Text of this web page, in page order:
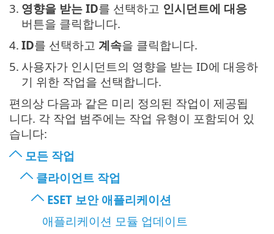
3. 영향을 받는 ID를 선택하고 인시던트에 대응
버튼을 클릭합니다.
4. ID를 선택하고 계속을 클릭합니다.
5. 사용자가 인시던트의 영향을 받는 ID에 대응하
기 위한 작업을 선택합니다.
편의상 다음과 같은 미리 정의된 작업이 제공됩
니다. 각 작업 범주에는 작업 유형이 포함되어 있
습니다:
모든 작업
클라이언트 작업
ESET 보안 애플리케이션
애플리케이션 모듈 업데이트